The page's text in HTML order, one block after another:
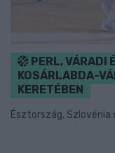
PERL, VÁRADI
KOSÁRLABDA-
KERETÉBEN
Észtország,